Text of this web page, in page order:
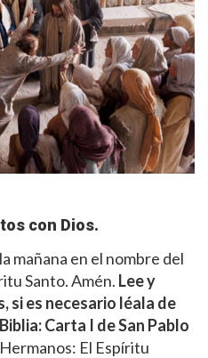
con Dios.
mañana en el nombre del
Santo. Amén. Lee y
si es necesario léala de
Carta I de San Pablo
Hermanos: El Espíritu